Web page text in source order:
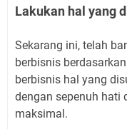
Lakukan hal yang
Sekarang ini, telah
berbisnis
berbisnis hal yang
dengan sepenuh hati
maksimal.